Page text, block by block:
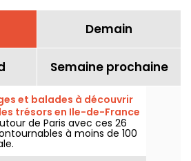
Demain
Semaine prochaine
et balades à découvrir
trésors en Ile-de-France
de Paris avec ces 26
à moins de 100